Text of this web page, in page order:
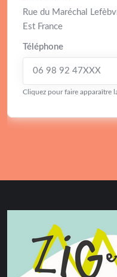
Rue du Maréchal
Est France
Téléphone
06 98 92 47XXX
Cliquez pour faire apparaître